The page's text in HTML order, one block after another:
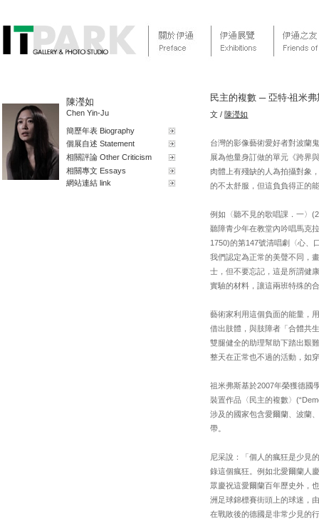
陳瀅如
Chen Yin-Ju
簡歷年表 Biography
個展自述 Statement
相關評論 Other Criticism
相關專文 Essays
網站連結 link
民主的複數 ─ 亞特‧祖米
文 /陳瀅如
台灣的影像藝術愛好者對波蘭
展為他量身訂做的單元《跨界
肉體上有殘缺的人為拍攝對象
的不太舒服，但這負負得正的
例如〈聽不見的歌唱課．一〉
聽障青少年在教堂內吟唱馬克
1750)的第147號清唱劇〈心、
我們認定為正常的美聲不同，
士，但不要忘記，這是所謂健
實驗的材料，讓這兩班特殊的
藝術家利用這個負面的能量，
借出肢體，與肢障者「合體共
雙腿健全的助理幫助下踏出艱
整天在正常也不過的活動，如
祖米弗斯基於2007年榮獲德國
裝置作品〈民主的複數〉
涉及的國家包含愛爾蘭、波蘭
帶。
尼采說：「個人的瘋狂是少見
錄這個瘋狂。例如北愛爾蘭人
眾慶祝這愛爾蘭百年歷史外，
洲足球錦標賽街頭上的球迷，
在戰敗後的德國是非常少見的